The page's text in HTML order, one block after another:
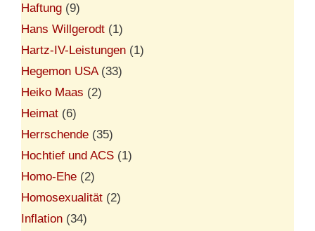
Haftung (9)
Hans Willgerodt (1)
Hartz-IV-Leistungen (1)
Hegemon USA(33)
Heiko Maas (2)
Heimat (6)
Herrschende (35)
Hochtief und ACS (1)
Homo-Ehe (2)
Homosexualität (2)
Inflation (34)